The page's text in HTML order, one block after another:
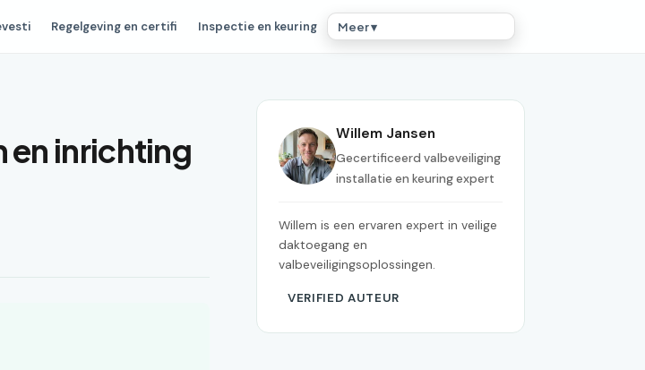
Regelgeving en certifi Inspectie en keuring Meer ▾
en inrichting Willem Jansen
Gecertificeerd valbeveiliging
installatie en keuring expert
Willem is een ervaren expert in veilige
daktoegang en
valbeveiligingsoplossingen.
VERIFIED AUTEUR